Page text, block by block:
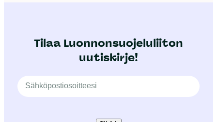
Tilaa Luonnonsuojeluliiton
uutiskirje!